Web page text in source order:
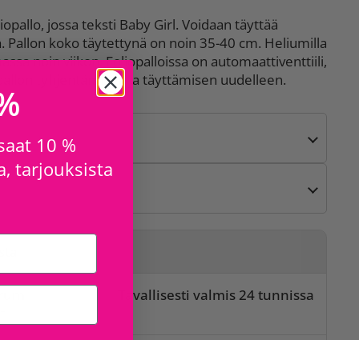
jossa teksti Baby Girl. Voidaan täyttää
Pallon koko täytettynä on noin 35-40 cm. Heliumilla
noin viikon. Foliopalloissa on automaattiventtiili,
tyhjentämisen ja täyttämisen uudelleen.
Tavallisesti valmis 24 tunnissa
10 %
tarjouksista